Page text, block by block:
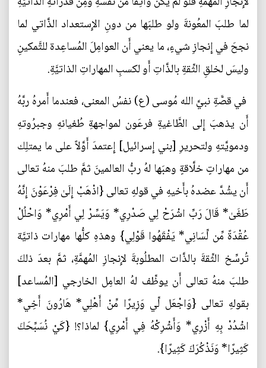
لما طلبَ المعُونةَ ولو طلبَها من دونِ الإِستعداد الذَّاتي لما
نجحَ في إِنجازِ شيءٍ، ما يعني أَن العوامِلَ المُساعِدة للتَّمكينِ
وليسَ لخلقِ الثِّقةِ بالذَّاتِ أَو لكسبِ المهاراتِ الذاتيَّةِ.
في قصَّةِ نبيَّ الله مُوسى (ع) نفسُ المعنى، فعندما أَمرهُ ربَّهُ
أَن يذهبَ إِلى الطَّاغيةِ فرعَون لمواجهةِ طُغيانهِ وجبرُوتهِ
ودمويَّتهِ ولتحريرِ [بني إِسرائيل] إِعتمدَ أَوَّلاً على ما يمتلِك
من مهاراتٍ خلَّاقةٍ وهبَها لهُ ربُّ العالمينَ ثمَّ طلبَ منهُ تعالى
أَن يشُدَّ عضدهُ بأَخيهِ في قولهِ تعالى {اذْهَبْ إِلَىٰ فِرْعَوْنَ إِنَّهُ
طَغَىٰ* قَالَ رَبِّ اشْرَحْ لِي صَدْرِي* وَيَسِّرْ لِي أَمْرِي* وَاحْلُلْ
عُقْدَةً مِّن لِّسَانِي* يَفْقَهُوا قَوْلِي} وهذهِ كلُّها مهارات ذاتيَّة
تُرسِّخ الثِّقةَ بالذَّات المطلُوبةَ لإِنجازِ المُهمَّةِ، ثمَّ بعدَ ذلكَ
طلبَ منهُ تعالى أَن يوظِّف لهُ العامِل الخارجي [المُساعد]
بقولهِ تعالى {وَاجْعَل لِّي وَزِيرًا مِّنْ أَهْلِي* هَارُونَ أَخِي*
اشْدُدْ بِهِ أَزْرِي* وَأَشْرِكْهُ فِي أَمْرِي} لماذا؟! {كَيْ نُسَبِّحَكَ
كَثِيرًا* وَنَذْكُرَكَ كَثِيرًا}.